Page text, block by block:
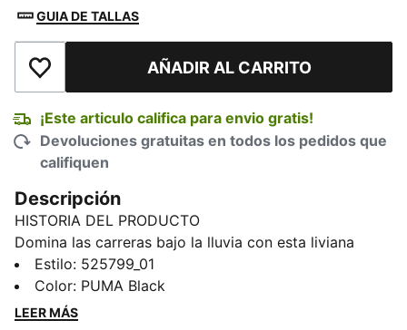
GUIA DE TALLAS
Añadir a la lista de deseosAÑADIR AL CARRITO
¡Este articulo califica para envio gratis!
Devoluciones gratuitas en todos los pedidos que
califiquen
Descripción
HISTORIA DEL PRODUCTO
Domina las carreras bajo la lluvia con esta liviana
chamarra impermeable PUMA RUN. Su tejido
respirable y de secado rápido te mantiene seco y
motiva a ir más rápido. Sus bolsillos con cierre
Estilo: 525799_01
Color: PUMA Black
LEER MÁS